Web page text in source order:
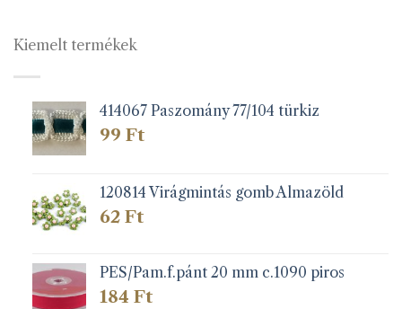
Kiemelt termékek
414067 Paszomány 77/104 türkiz
99 Ft
120814 Virágmintás gomb Almazöld
62 Ft
PES/Pam.f.pánt 20 mm c.1090 piros
184 Ft